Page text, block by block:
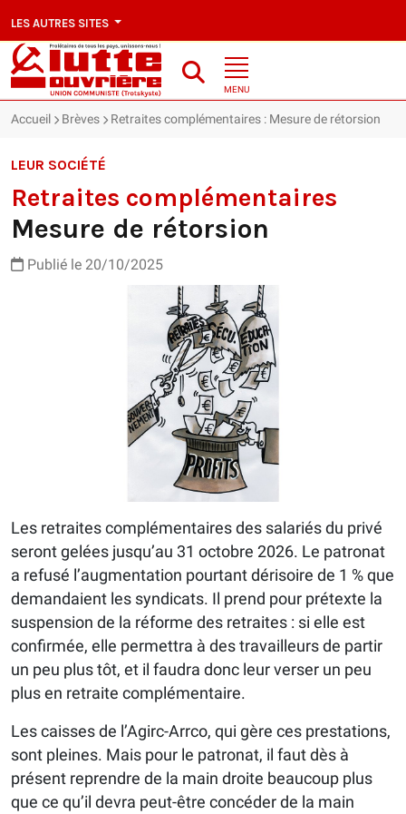
LES AUTRES SITES
MENU
Accueil Brèves Retraites complémentaires : Mesure de rétorsion
LEUR SOCIÉTÉ
Retraites complémentaires
Mesure de rétorsion
Publié le 20/10/2025
Les retraites complémentaires des salariés du privé
seront gelées jusqu’au 31 octobre 2026. Le patronat
a refusé l’augmentation pourtant dérisoire de 1 % que
demandaient les syndicats. Il prend pour prétexte la
suspension de la réforme des retraites : si elle est
confirmée, elle permettra à des travailleurs de partir
un peu plus tôt, et il faudra donc leur verser un peu
plus en retraite complémentaire.
Les caisses de l’Agirc-Arrco, qui gère ces prestations,
sont pleines. Mais pour le patronat, il faut dès à
présent reprendre de la main droite beaucoup plus
que ce qu’il devra peut-être concéder de la main